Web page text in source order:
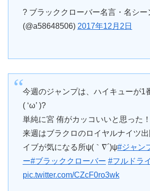
? ブラッククローバー名言・名シー
(@a58648506) 2017年12月2日
今週のジャンプは、ハイキューが1
( ‘ω’ )?
単純に宮 侑がカッコいいと思った！
来週はブラクロのロイヤルナイツ
イブが気になる所ψ(｀∇´)ψ#ジャン
ー#ブラッククローバー #フルドラ
pic.twitter.com/CZcF0ro3wk